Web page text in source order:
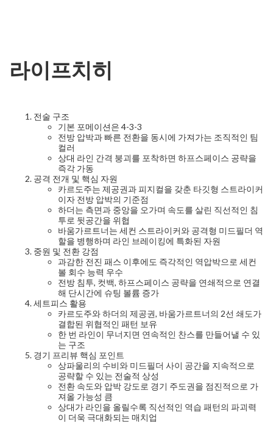
라이프치히
전술 구조
기본 포메이션은 4-3-3
전방 압박과 빠른 전환을 동시에 가져가는 조직적인 팀
컬러
상대 라인 간격 붕괴를 포착하면 하프스페이스 공략을
즉각 가동
공격 전개 및 핵심 자원
카르도주는 제공권과 피지컬을 갖춘 타깃형 스트라이커
이자 전방 압박의 기준점
하더는 측면과 중앙을 오가며 속도를 살린 직선적인 침
투로 뒷공간을 위협
바움가르트너는 세컨 스트라이커와 공격형 미드필더 역
할을 병행하며 라인 브레이킹에 특화된 자원
중원 및 전환 강점
과감한 전진 패스 이후에도 즉각적인 역압박으로 세컨
볼 회수 능력 우수
전방 침투, 컷백, 하프스페이스 공략을 연쇄적으로 연결
해 단시간에 슈팅 볼륨 증가
세트피스 활용
카르도주와 하더의 제공권, 바움가르트너의 2선 쇄도가
결합된 위협적인 패턴 보유
한 번 라인이 무너지면 연속적인 찬스를 만들어낼 수 있
는 구조
경기 프리뷰 핵심 포인트
상파울리의 수비와 미드필더 사이 공간을 지속적으로
공략할 수 있는 전술적 상성
전환 속도와 압박 강도로 경기 주도권을 점진적으로 가
져올 가능성 큼
상대가 라인을 올릴수록 직선적인 역습 패턴의 파괴력
이 더욱 극대화되는 매치업